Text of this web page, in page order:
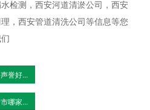
检测，西安河道清淤公司，西安
，西安管道清洗公司等信息等您
誉好...
哪家...